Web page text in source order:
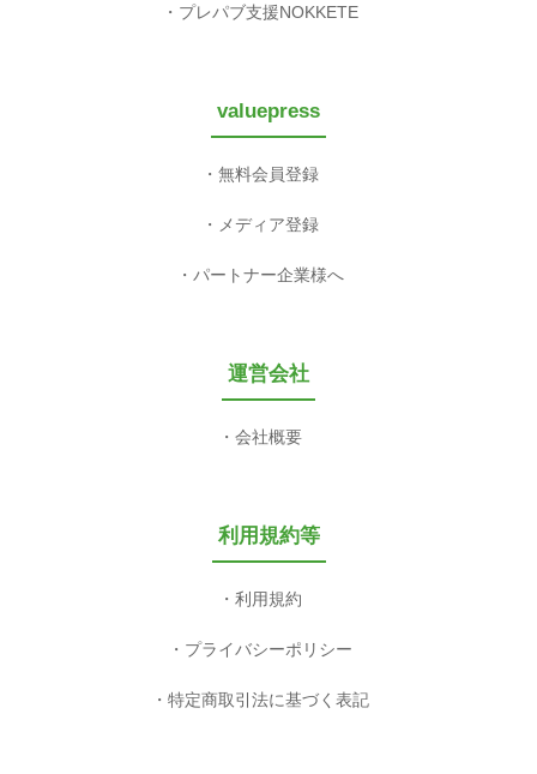
プレパブ支援NOKKETE
valuepress
無料会員登録
メディア登録
パートナー企業様へ
運営会社
会社概要
利用規約等
利用規約
プライバシーポリシー
特定商取引法に基づく表記